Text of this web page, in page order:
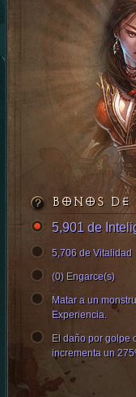
BONOS
5,901 de
5,706 de Vitalidad
(0) Engarce(s)
Matar a un
Experiencia.
El daño por golpe
incrementa un